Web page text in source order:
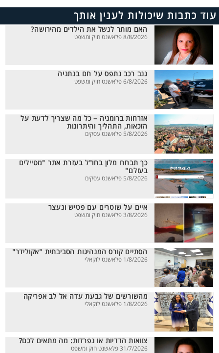
עוד כתבות שיכולות לענין אותך
האם מותר לנשל את הילדים מהירושה?
8/8/2026 פלאשנט חוק ומשפט
גנב רכב נתפס על חם בנתניה
6/8/2026 פלאשנט חוק ומשפט
אזרחות ברומניה – כל מה שצריך לדעת על
הזכאות, התהליך והיתרונות
5/8/2026 פלאשנט עסקים
כך תבחרו מלון בחו"ל בעזרת אתר "מטיילים
בעולם"
5/8/2026 פלאשנט עסקים
איים על שוטרים עם פטיש ונעצר
3/8/2026 פלאשנט חוק ומשפט
הסתיים קורס המנהיגות הסביבתית "אקולידר"
1/8/2026 פלאשנט לוקאלי
מהשורשים של גבעת עדה אל לב אפריקה
1/8/2026 פלאשנט לוקאלי
צוואות הדדיות או נפרדות: מה מתאים לכם?
31/7/2026 פלאשנט חוק ומשפט